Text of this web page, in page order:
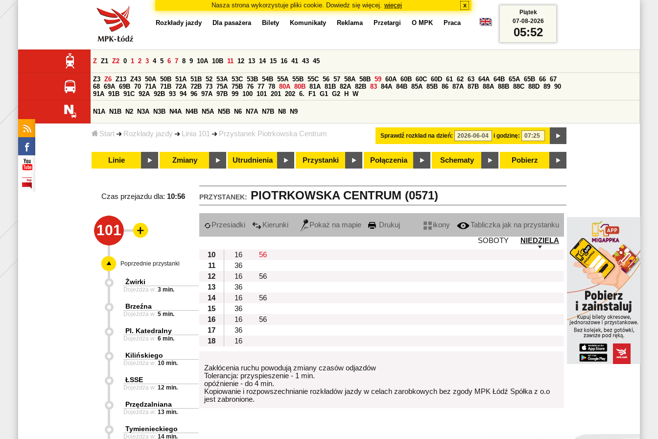
Nasza strona wykorzystuje pliki cookie. Dowiedz się więcej. więcej x
Start Rozkłady jazdy Linia 101 Przystanek Piotrkowska Centrum
Rozkłady jazdy Dla pasażera Bilety Komunikaty Reklama Przetargi O MPK Praca
Sprawdź rozkład na dzień: i godzinę:
Z Z1 Z2 0 1 2 3 4 5 6 7 8 9 10A 10B 11 12 13 14 15 16 41 43 45
Z3 Z6 Z13 Z43 50A 50B 51A 51B 52 53A 53C 53B 54B 55A 55B 55C 56 57 58A 58B 59 60A 60B 60C 60D 61 62 63 64A 64B 65A 65B 66 67
68 69A 69B 70 71A 71B 72A 72B 73 75A 75B 76 77 78 80A 80B 81A 81B 82A 82B 83 84A 84B 85A 85B 86 87A 87B 88A 88B 88C 88D 89 90
91A 91B 91C 92A 92B 93 94 96 97A 97B 99 100 101 201 202 6. F1 G1 G2 H W
N1A N1B N2 N3A N3B N4A N4B N5A N5B N6 N7A N7B N8 N9
Linie Zmiany Utrudnienia Przystanki Połączenia Schematy Pobierz
Piątek
07-08-2026
05:52
PRZYSTANEK: PIOTRKOWSKA CENTRUM (0571)
Czas przejazdu dla: 10:56
101 Przesiadki Kierunki Pokaż na mapie Drukuj ikony
Tabliczka jak na przystanku
SOBOTY
NIEDZIELA
10
16
56
11
36
12
16
56
13
36
14
16
56
15
36
16
16
56
17
36
18
16
Zakłócenia ruchu powodują zmiany czasów odjazdów
Tolerancja: przyspieszenie - 1 min.
opóźnienie - do 4 min.
Kopiowanie i rozpowszechnianie rozkładów jazdy w celach zarobkowych bez zgody MPK Łódź Spółka z o.o
jest zabronione.
Poprzednie przystanki
Żwirki
Dojeżdża w: 3 min.
Brzeźna
Dojeżdża w: 5 min.
Pl. Katedralny
Dojeżdża w: 6 min.
Kilińskiego
Dojeżdża w: 10 min.
ŁSSE
Dojeżdża w: 12 min.
Przędzalniana
Dojeżdża w: 13 min.
Tymienieckiego
Dojeżdża w: 14 min.